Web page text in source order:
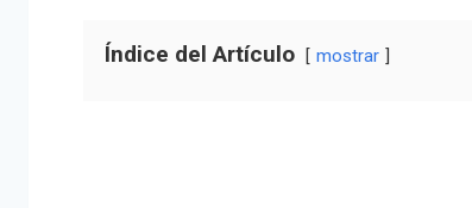
Índice del Artículo mostrar